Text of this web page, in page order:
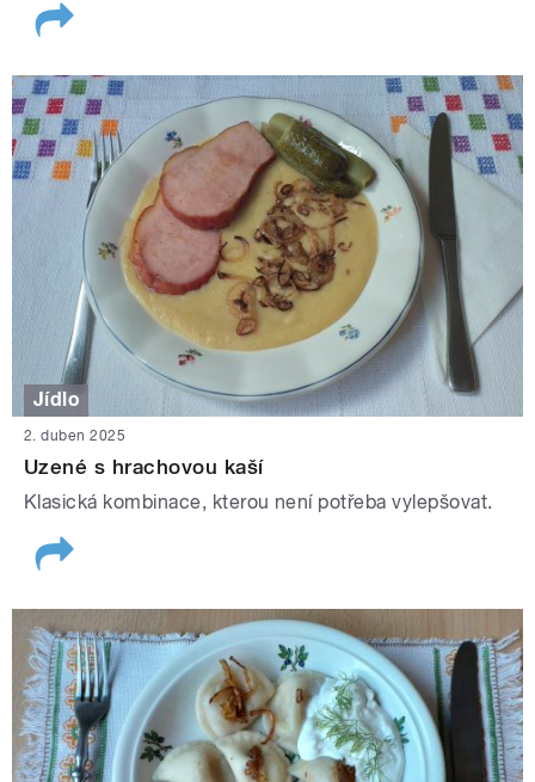
Jídlo
2. duben 2025
Uzené s hrachovou kaší
Klasická kombinace, kterou není potřeba vylepšovat.